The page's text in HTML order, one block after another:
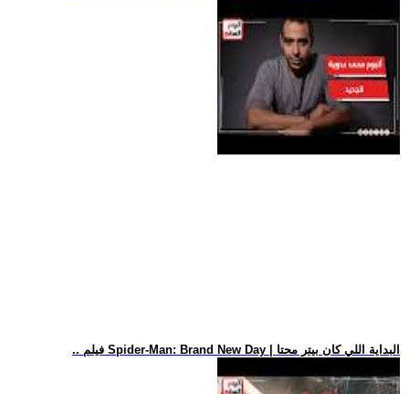
.. فيلم Spider-Man: Brand New Day | البداية اللي كان بيتر محتا